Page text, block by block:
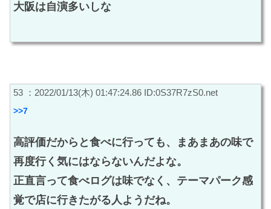
大阪は自演多いしな
53 ：2022/01/13(木) 01:47:24.86 ID:0S37R7zS0.net
>>7
高評価だからと食べに行っても、まあまあの味で
再度行く気にはならないんだよな。
正直言って食べログは味でなく、テーマパーク感
覚で店に行きたがる人ようだね。